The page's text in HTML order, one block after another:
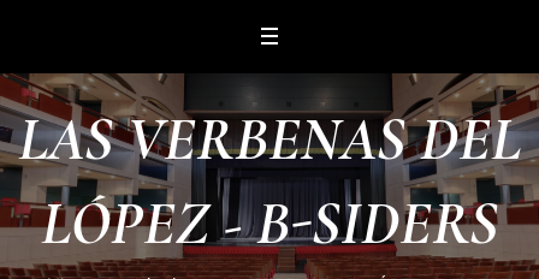
LAS VERBENAS DEL
LÓPEZ - B-SIDERS